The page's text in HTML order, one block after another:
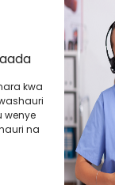
kwa
wenye
na